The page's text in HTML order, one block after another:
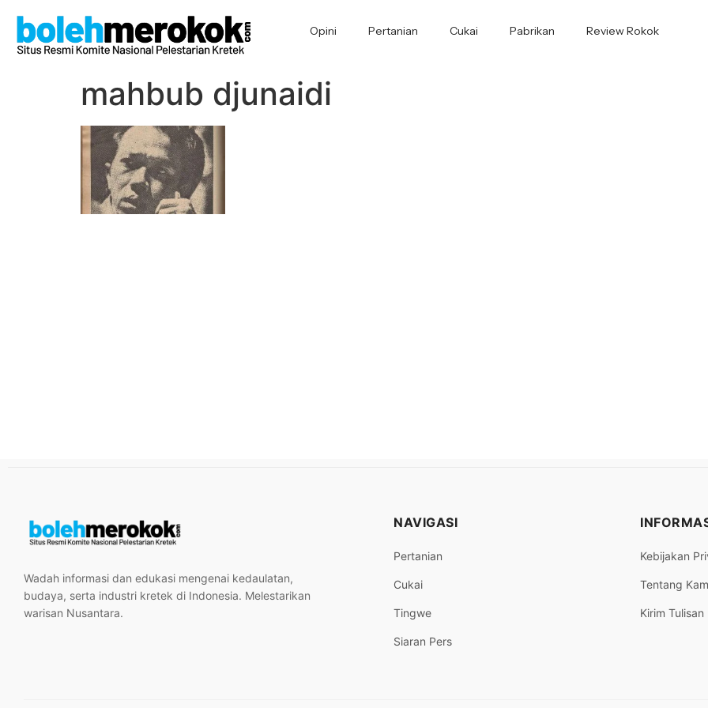
Opini Pertanian Cukai Pabrikan Review Rokok
mahbub djunaidi
Wadah informasi dan edukasi mengenai kedaulatan,
budaya, serta industri kretek di Indonesia. Melestarikan
warisan Nusantara.
NAVIGASI
Pertanian
Cukai
Tingwe
Siaran Pers
Kebijakan
Tentang
Kirim Tulisan